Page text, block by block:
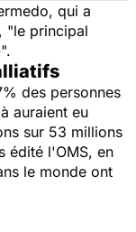
qui a
"le principal
".
des personnes
auraient eu
sur 53 millions
édité l'OMS, en
le monde ont